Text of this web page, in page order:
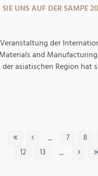
SIE UNS AUF DER SAMPE
der
and
der asiatischen Region hat
... 7 8
12
13 ...